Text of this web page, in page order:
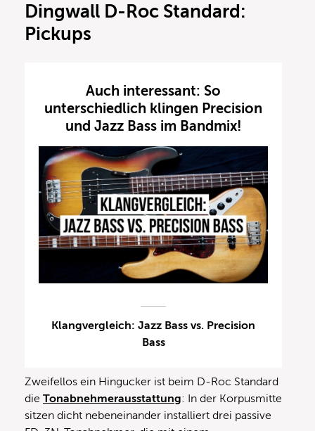
Dingwall D-Roc Standard:
Pickups
Auch interessant: So
unterschiedlich klingen Precision
und Jazz Bass im Bandmix!
Klangvergleich: Jazz Bass vs. Precision
Bass
Zweifellos ein Hingucker ist beim D-Roc Standard
die Tonabnehmerausstattung: In der Korpusmitte
sitzen dicht nebeneinander installiert drei passive